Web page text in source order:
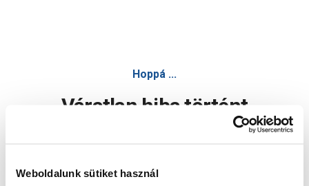
Weboldalunk sütiket használ
Hoppá ...
Váratlan hiba történt